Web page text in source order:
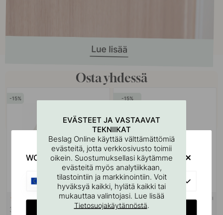
Osta yhdessä
15
3M Pintapuhdistusliina
15
108 3M-TEIPPI
Base Saippuapumppu - Kromi
EVÄSTEET JA VASTAAVAT
TEKNIIKAT
Beslag Online käyttää välttämättömiä
evästeitä, jotta verkkosivusto toimii
oikein. Suostumuksellasi käytämme
evästeitä myös analytiikkaan,
tilastointiin ja markkinointiin. Voit
hyväksyä kaikki, hylätä kaikki tai
mukauttaa valintojasi. Lue lisää
Tietosuojakäytännöstä.
WOULD YOU RATHER VISIT?
EU
CHANGE COUNTRY